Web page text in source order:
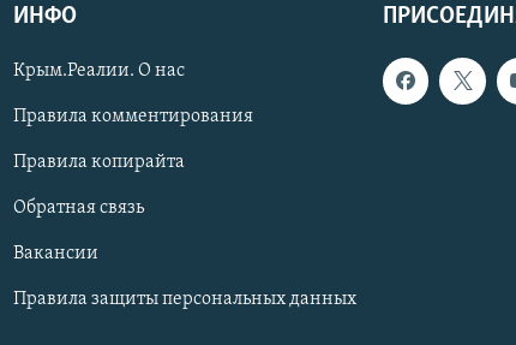
ИНФО
Крым.Реалии. О нас
Правила комментирования
Правила копирайта
Обратная связь
Вакансии
Правила защиты персональных данных